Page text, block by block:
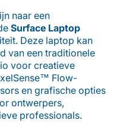
naar een
Surface Laptop
Deze laptop kan
van een traditionele
voor creatieve
Flow-
en grafische opties
ontwerpers,
professionals.